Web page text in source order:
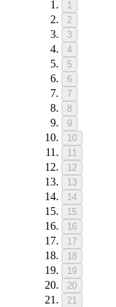
1
2
3
4
5
6
7
8
9
10
11
12
13
14
15
16
17
18
19
20
21